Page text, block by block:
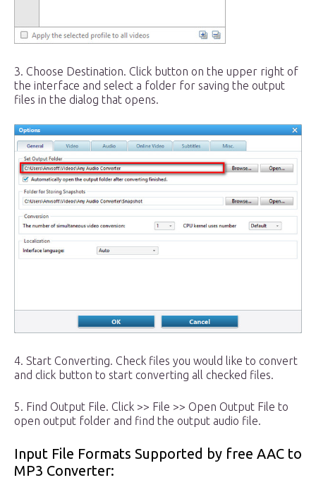
3. Choose Destination. Click button on the upper right of
the interface and select a folder for saving the output
files in the dialog that opens.
4. Start Converting. Check files you would like to convert
and click button to start converting all checked files.
5. Find Output File. Click >> File >> Open Output File to
open output folder and find the output audio file.
Input File Formats Supported by free AAC to
MP3 Converter: